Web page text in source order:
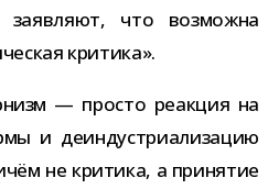
что воз­можна
критика».
— про­сто реак­ция на
и деин­ду­стри­а­ли­за­цию
не кри­тика, а при­ня­тие